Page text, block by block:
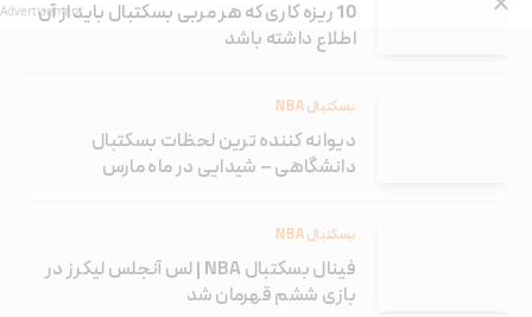
10 ریزه کاری که هر مربی بسکتبال باید از آن
اطلاع داشته باشد
بسکتبال NBA
دیوانه کننده ترین لحظات بسکتبال
دانشگاهی – شیدایی در ماه مارس
بسکتبال NBA
فینال بسکتبال NBA | لس آنجلس لیکرز در
بازی ششم قهرمان شد
Advertisement